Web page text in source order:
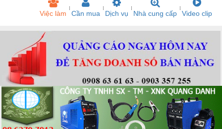
Việc làm Cần mua Dịch vụ Nhà cung cấp Video clip